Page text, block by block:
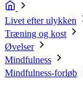
Livet efter ulykken
Træning og kost
Øvelser
Mindfulness
Mindfulness-forløb